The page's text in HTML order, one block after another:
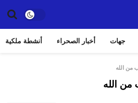
جهات أخبار الصحراء أنشطة ملكية
من الله
من الله